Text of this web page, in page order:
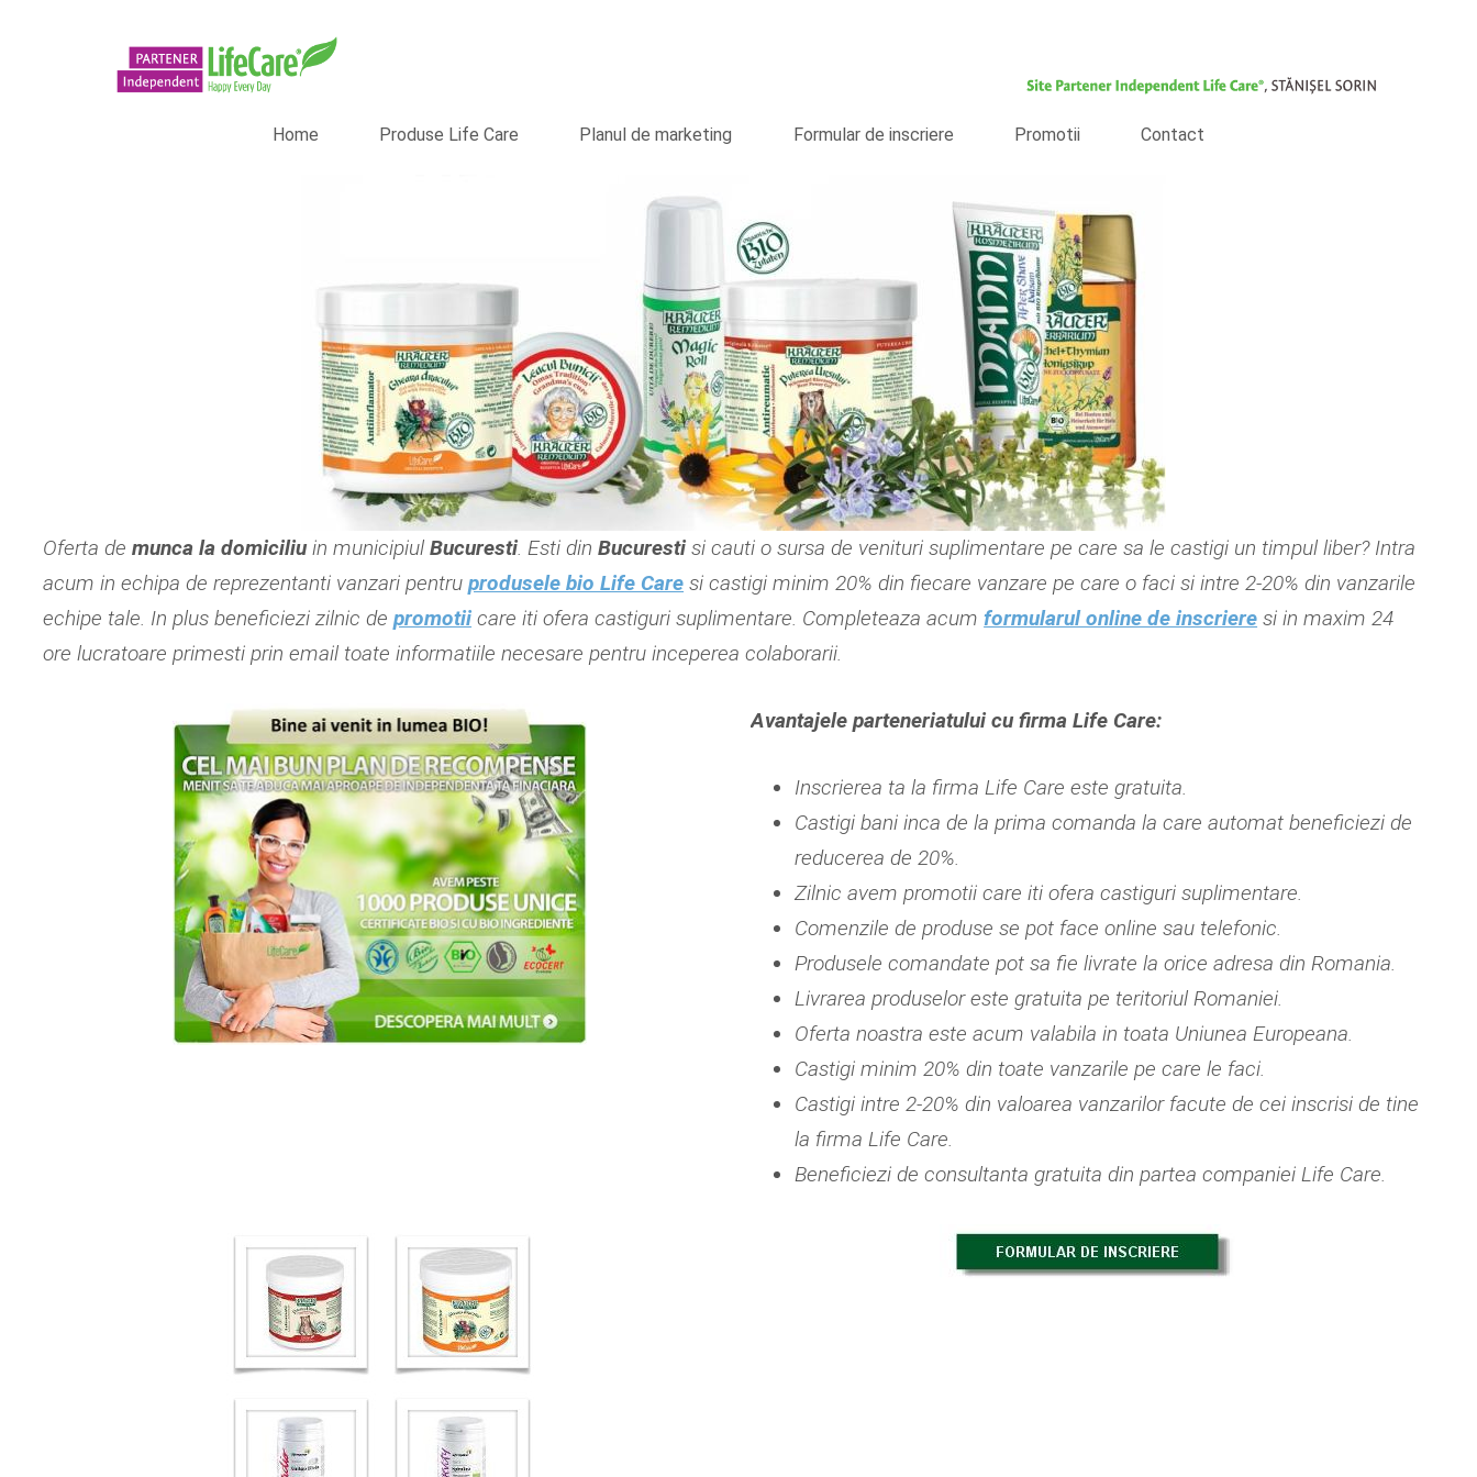
Home Produse Life Care Planul de marketing Formular de inscriere Promotii Contact
Oferta demunca la domiciliuin municipiulBucuresti. Esti dinBucuresti si cauti o sursa de venituri suplimentare pe care sa le castigi un timpul liber? Intra
acum in echipa de reprezentanti vanzari pentruprodusele bio Life Care si castigi minim 20% din fiecare vanzare pe care o faci si intre 2-20% din vanzarile
echipe tale. In plus beneficiezi zilnic depromotii care iti ofera castiguri suplimentare. Completeaza acumformularul online de inscriere si in maxim 24
ore lucratoare primesti prin email toate informatiile necesare pentru inceperea colaborarii.
Avantajele parteneriatului cu firma Life Care:
Inscrierea ta la firma Life Care este gratuita.
Castigi bani inca de la prima comanda la care automat beneficiezi de
reducerea de 20%.
Zilnic avem promotii care iti ofera castiguri suplimentare.
Comenzile de produse se pot face online sau telefonic.
Produsele comandate pot sa fie livrate la orice adresa din Romania.
Livrarea produselor este gratuita pe teritoriul Romaniei.
Oferta noastra este acum valabila in toata Uniunea Europeana.
Castigi minim 20% din toate vanzarile pe care le faci.
Castigi intre 2-20% din valoarea vanzarilor facute de cei inscrisi de tine
la firma Life Care.
Beneficiezi de consultanta gratuita din partea companiei Life Care.